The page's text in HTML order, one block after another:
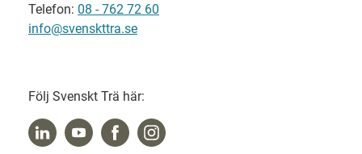
Telefon: 08 - 762 72 60
info@svenskttra.se
Följ Svenskt Trä här: